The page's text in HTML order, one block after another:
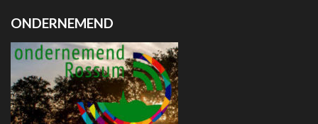
ONDERNEMEND